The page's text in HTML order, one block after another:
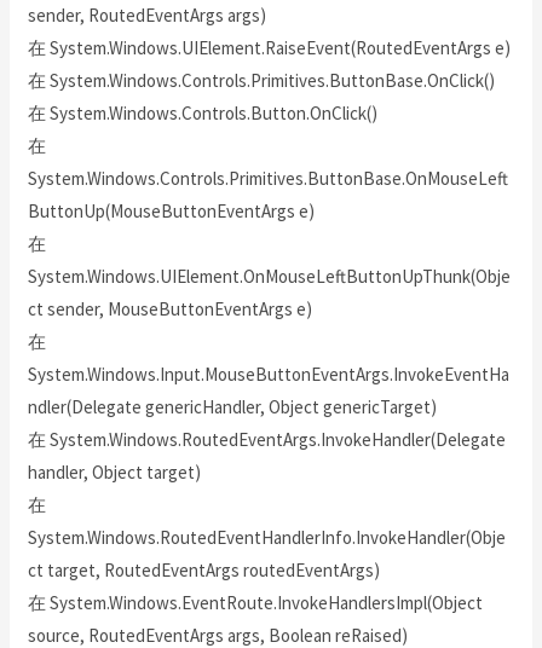
sender, RoutedEventArgs args)
在 System.Windows.UIElement.RaiseEvent(RoutedEventArgs e)
在 System.Windows.Controls.Primitives.ButtonBase.OnClick()
在 System.Windows.Controls.Button.OnClick()
在
System.Windows.Controls.Primitives.ButtonBase.OnMouseLeft
ButtonUp(MouseButtonEventArgs e)
在
System.Windows.UIElement.OnMouseLeftButtonUpThunk(Obje
ct sender, MouseButtonEventArgs e)
在
System.Windows.Input.MouseButtonEventArgs.InvokeEventHa
ndler(Delegate genericHandler, Object genericTarget)
在 System.Windows.RoutedEventArgs.InvokeHandler(Delegate
handler, Object target)
在
System.Windows.RoutedEventHandlerInfo.InvokeHandler(Obje
ct target, RoutedEventArgs routedEventArgs)
在 System.Windows.EventRoute.InvokeHandlersImpl(Object
source, RoutedEventArgs args, Boolean reRaised)